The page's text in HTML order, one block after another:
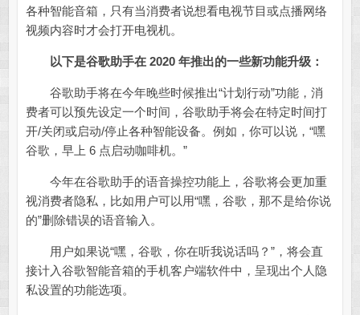
各种智能音箱，只有当消费者说想看电视节目或点播网络
视频内容时才会打开电视机。
以下是谷歌助手在 2020 年推出的一些新功能升级：
谷歌助手将在今年晚些时候推出“计划行动”功能，消
费者可以预先设定一个时间，谷歌助手将会在特定时间打
开/关闭或启动/停止各种智能设备。例如，你可以说，“嘿
谷歌，早上 6 点启动咖啡机。”
今年在谷歌助手的语音操控功能上，谷歌将会更加重
视消费者隐私，比如用户可以用“嘿，谷歌，那不是给你说
的”删除错误的语音输入。
用户如果说“嘿，谷歌，你在听我说话吗？”，将会直
接计入谷歌智能音箱的手机客户端软件中，呈现出个人隐
私设置的功能选项。